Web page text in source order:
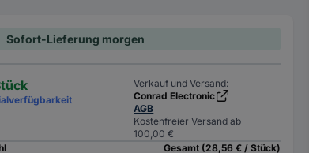
Sofort-Lieferung morgen
Verkauf und Versand:
Conrad Electronic
AGB
Kostenfreier Versand ab
100,00 €
Gesamt (28,56 € / Stück)